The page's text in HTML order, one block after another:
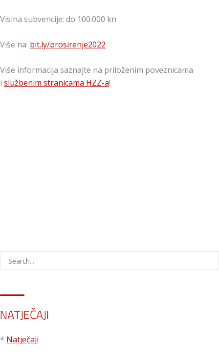
Visina subvencije: do 100.000 kn
Više na: bit.ly/prosirenje2022
Više informacija saznajte na priloženim poveznicama
i službenim stranicama HZZ-a!
NATJEČAJI
* Natječaji